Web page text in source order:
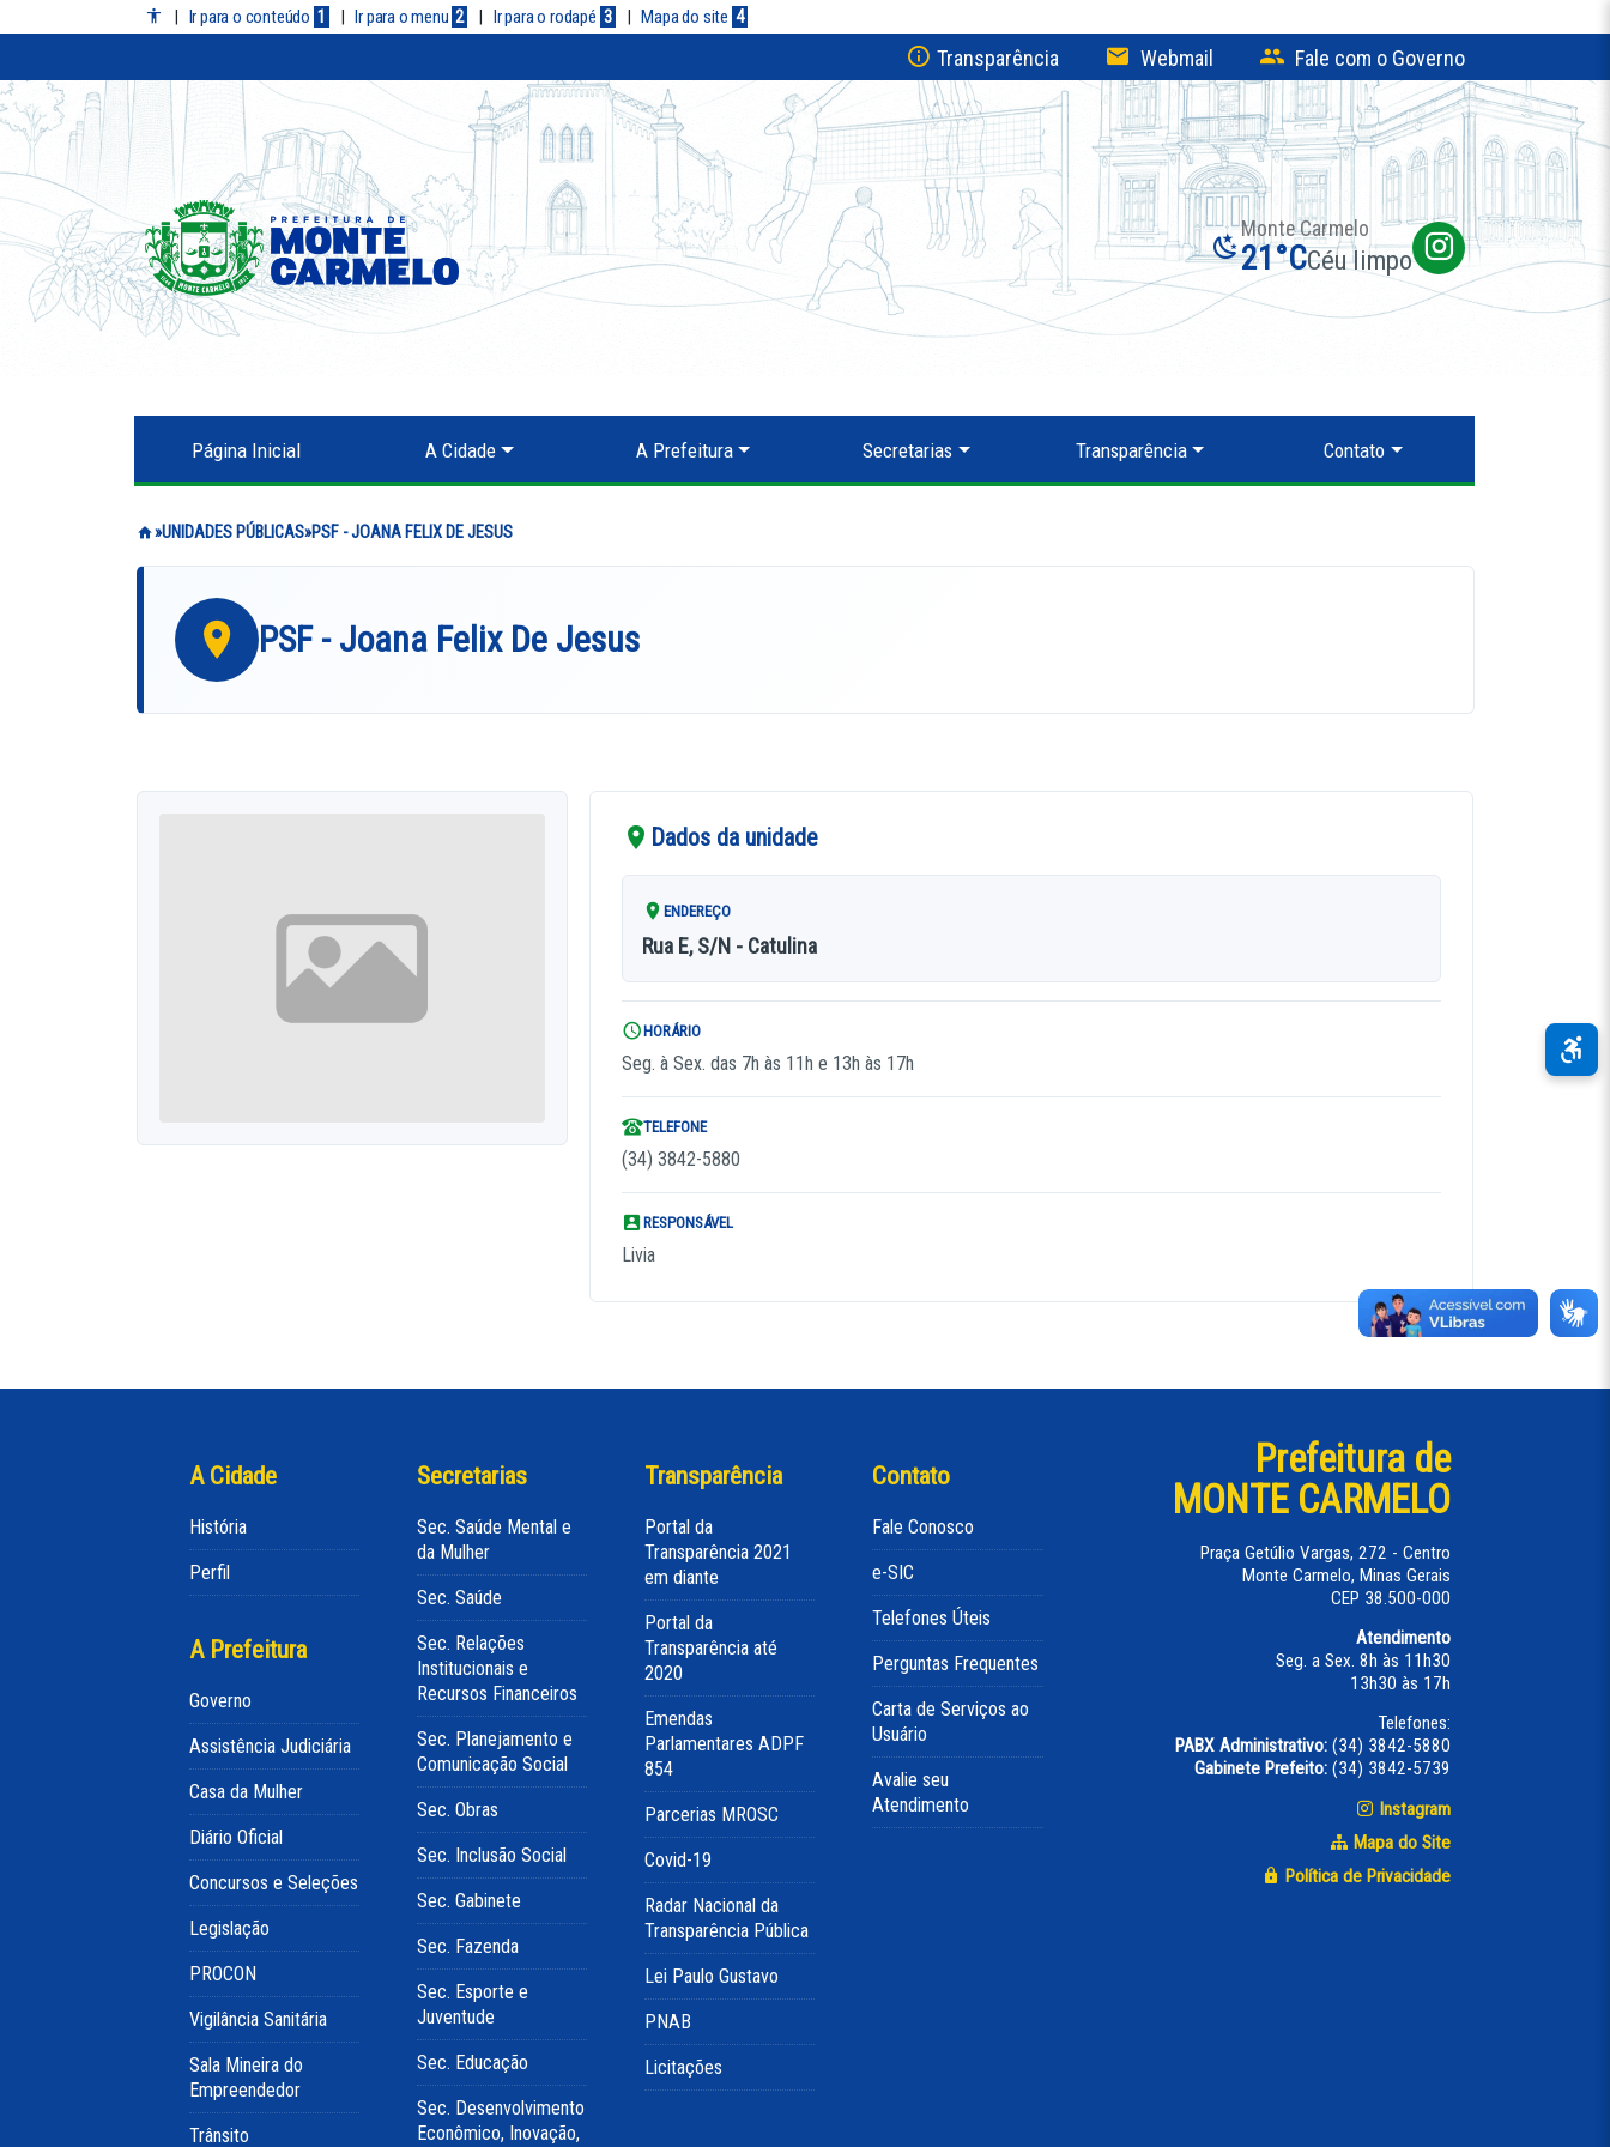
| Ir para o conteúdo 1 | Ir para o menu 2 | Ir para o rodapé 3 | Mapa do site 4
Transparência Webmail Fale com o Governo
Monte Carmelo
21°CCéu limpo
Página Inicial A Cidade A Prefeitura Secretarias Transparência Contato
UNIDADES PÚBLICAS PSF - JOANA FELIX DE JESUS
PSF - Joana Felix De Jesus
Dados da unidade
ENDEREÇO
Rua E, S/N - Catulina
HORÁRIO
Seg. à Sex. das 7h às 11h e 13h às 17h
TELEFONE
(34) 3842-5880
RESPONSÁVEL
Livia
A Cidade
História
Perfil
A Prefeitura
Governo
Assistência Judiciária
Casa da Mulher
Diário Oficial
Concursos e Seleções
Legislação
PROCON
Vigilância Sanitária
Sala Mineira do
Empreendedor
Trânsito
Secretarias
Sec. Saúde Mental e
da Mulher
Sec. Saúde
Sec. Relações
Institucionais e
Recursos Financeiros
Sec. Planejamento e
Comunicação Social
Sec. Obras
Sec. Inclusão Social
Sec. Gabinete
Sec. Fazenda
Sec. Esporte e
Juventude
Sec. Educação
Sec. Desenvolvimento
Econômico, Inovação,
Transparência
Portal da
Transparência 2021
em diante
Portal da
Transparência até
2020
Emendas
Parlamentares ADPF
854
Parcerias MROSC
Covid-19
Radar Nacional da
Transparência Pública
Lei Paulo Gustavo
PNAB
Licitações
Contato
Fale Conosco
e-SIC
Telefones Úteis
Perguntas Frequentes
Carta de Serviços ao
Usuário
Avalie seu
Atendimento
Prefeitura de
MONTE CARMELO
Praça Getúlio Vargas, 272 - Centro
Monte Carmelo, Minas Gerais
CEP 38.500-000
Atendimento
Seg. a Sex. 8h às 11h30
13h30 às 17h
Telefones:
PABX Administrativo:(34) 3842-5880
Gabinete Prefeito:(34) 3842-5739
Instagram
Mapa do Site
Política de Privacidade